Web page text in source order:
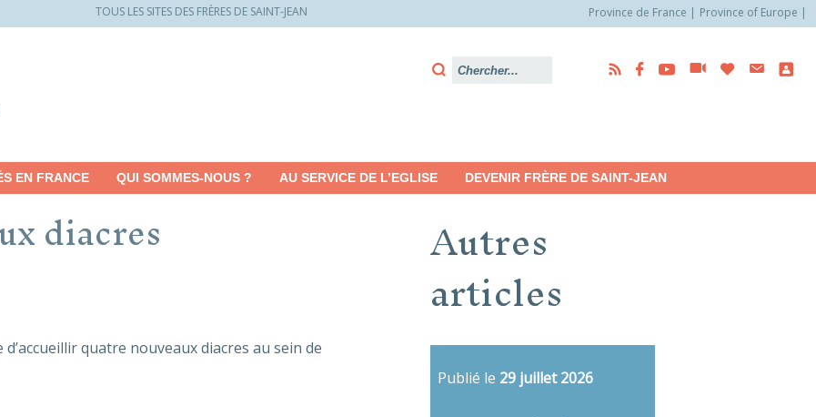
TOUS LES SITES DES FRÈRES DE SAINT-JEAN Province de France
Province of Europe
EN FRANCE QUI SOMMES-NOUS ? AU SERVICE DE L’EGLISE DEVENIR FRÈRE DE SAINT-JEAN
diacres
quatre nouveaux diacres au sein de
Autres
articles
Publié le 29 juillet 2026